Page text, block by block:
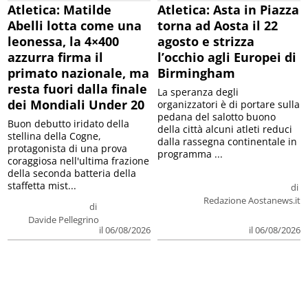
Atletica: Matilde
Abelli lotta come una
leonessa, la 4×400
azzurra firma il
primato nazionale, ma
resta fuori dalla finale
dei Mondiali Under 20
di
Davide Pellegrino
il 06/08/2026
Buon debutto iridato della
stellina della Cogne,
protagonista di una prova
coraggiosa nell'ultima frazione
della seconda batteria della
staffetta mist...
Atletica: Asta in Piazza
torna ad Aosta il 22
agosto e strizza
l’occhio agli Europei di
Birmingham
di
Redazione Aostanews.it
il 06/08/2026
La speranza degli
organizzatori è di portare sulla
pedana del salotto buono
della città alcuni atleti reduci
dalla rassegna continentale in
programma ...